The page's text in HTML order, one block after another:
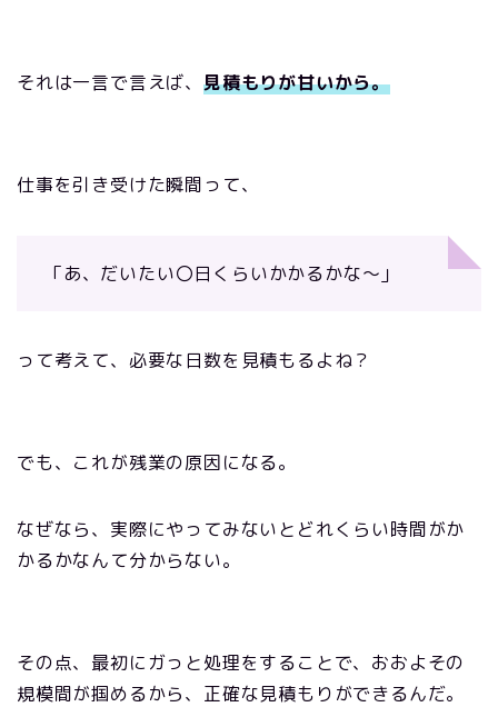
それは一言で言えば、 見積もりが甘いから。
仕事を引き受けた瞬間って、
「あ、だいたい〇日くらいかかるかな～」
って考えて、必要な日数を見積もるよね？
でも、これが残業の原因になる。
なぜなら、実際にやってみないとどれくらい時間がか
かるかなんて分からない。
その点、最初にガっと処理をすることで、おおよその
規模間が掴めるから、正確な見積もりができるんだ。